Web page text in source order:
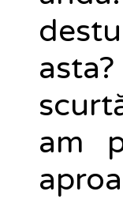
am